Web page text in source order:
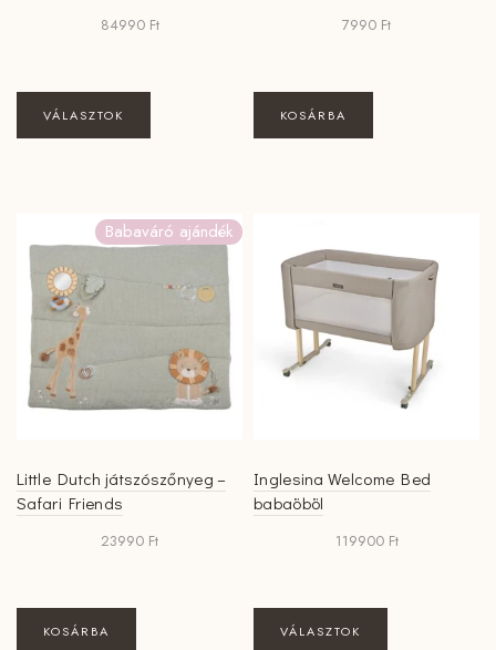
84990 Ft
VÁLASZTOK
a
variációja
van.
változatok
a
termékoldalon
választhatók
ki
7990 Ft
KOSÁRBA
Babaváró ajándék
Little Dutch játszószőnyeg –
Safari Friends
23990 Ft
KOSÁRBA
Inglesina Welcome Bed
babaöböl
119900 Ft
VÁLASZTOK